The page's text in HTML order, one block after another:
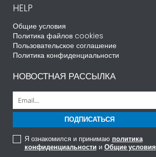
HELP
Общие условия
Политика файлов cookies
Пользовательское соглашение
Политика конфиденциальности
НОВОСТНАЯ РАССЫЛКА
Я ознакомился и принимаю политика
конфиденциальности и Общие условия